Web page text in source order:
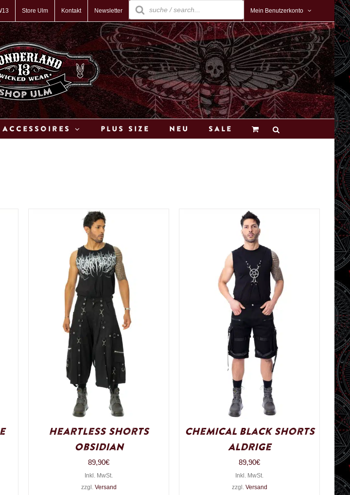
Store Ulm Kontakt Newsletter
Products
search
Mein Benutzerkonto
Accessoires Plus Size Neu Sale
Heartless Shorts
Obsidian
89,90€
Inkl. MwSt.
zzgl. Versand
Chemical Black Shorts
Aldrige
89,90€
Inkl. MwSt.
zzgl. Versand